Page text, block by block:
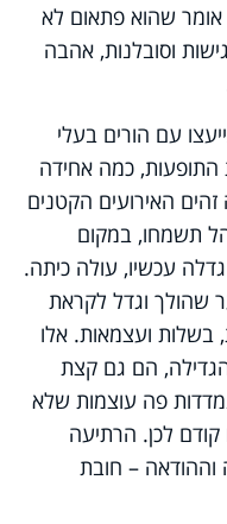
שהוא פתאום לא
וסובלנות, אהבה
עם הורים בעלי
התופעות, כמה אחידה
האירועים הקטנים
תשמחו, במקום
עכשיו, עולה כיתה.
שהולך וגדל לקראת
בשלות ועצמאות. אלו
הם גם קצת
פה עוצמות שלא
קודם לכן. הרתיעה
– חובת